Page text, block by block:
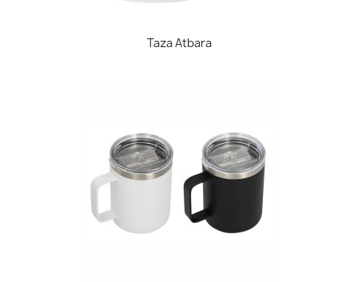
Taza Atbara